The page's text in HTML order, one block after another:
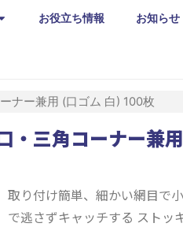
お役立ち情報 お知らせ
ナー兼用 (口ゴム 白) 100枚
三角コーナー兼
取り付け簡単、細かい網目で
で逃さずキャッチする ストッ